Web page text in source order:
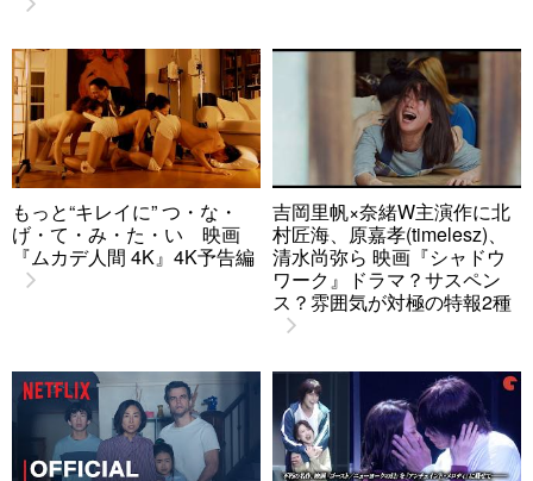
もっと“キレイに” つ・な・
げ・て・み・た・い 映画
『ムカデ人間 4K』4K予告編
吉岡里帆×奈緒W主演作に北
村匠海、原嘉孝(timelesz)、
清水尚弥ら 映画『シャドウ
ワーク』ドラマ？サスペン
ス？雰囲気が対極の特報2種